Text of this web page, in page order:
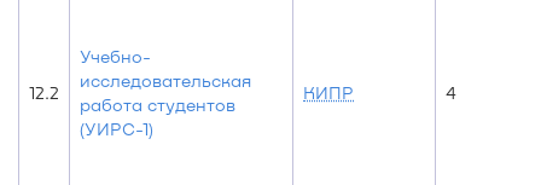
12.2
Учебно-
исследовательская
работа студентов
(УИРС-1)
КИПР 4